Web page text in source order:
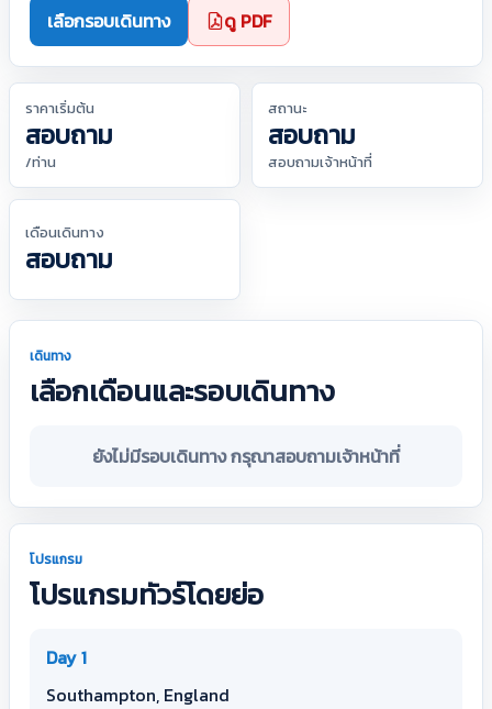
เลือกรอบเดินทาง ดู PDF
ราคาเริ่มต้น
สอบถาม
/ท่าน
สถานะ
สอบถาม
สอบถามเจ้าหน้าที่
เดือนเดินทาง
สอบถาม
เดินทาง
เลือกเดือนและรอบเดินทาง
ยังไม่มีรอบเดินทาง กรุณาสอบถามเจ้าหน้าที่
โปรแกรม
โปรแกรมทัวร์โดยย่อ
Day 1
Southampton, England